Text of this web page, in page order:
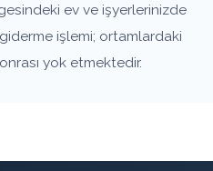
ev ve işyerlerinizde
işlemi; ortamlardaki
yok etmektedir.